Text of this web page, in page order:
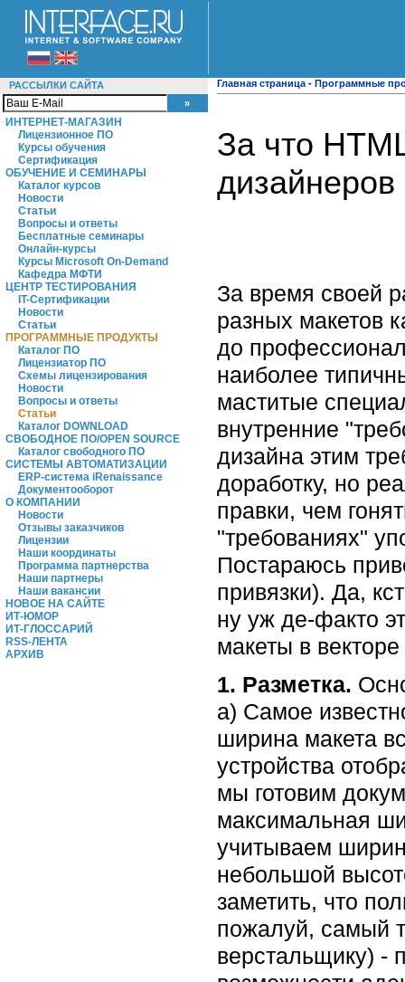
РАССЫЛКИ САЙТА
ИНТЕРНЕТ-МАГАЗИН
Лицензионное ПО
Курсы обучения
Сертификация
ОБУЧЕНИЕ И СЕМИНАРЫ
Каталог курсов
Новости
Статьи
Вопросы и ответы
Бесплатные семинары
Онлайн-курсы
Курсы Microsoft On-Demand
Кафедра МФТИ
ЦЕНТР ТЕСТИРОВАНИЯ
IT-Сертификации
Новости
Статьи
ПРОГРАММНЫЕ ПРОДУКТЫ
Каталог ПО
Лицензиатор ПО
Схемы лицензирования
Новости
Вопросы и ответы
Статьи
Каталог DOWNLOAD
СВОБОДНОЕ ПО/OPEN SOURCE
Каталог свободного ПО
СИСТЕМЫ АВТОМАТИЗАЦИИ
ERP-система iRenaissance
Документооборот
О КОМПАНИИ
Новости
Отзывы заказчиков
Лицензии
Наши координаты
Программа партнерства
Наши партнеры
Наши вакансии
НОВОЕ НА САЙТЕ
ИТ-ЮМОР
ИТ-ГЛОССАРИЙ
RSS-ЛЕНТА
АРХИВ
Главная страница - Программные
За что
дизайнеров
За время своей
разных макетов
до
наиболее
маститые
внутренние
дизайна этим
доработку, но
правки, чем
"требованиях"
Постараюсь
привязки). Да,
ну уж де-факто
макеты в
1. Разметка.
а) Самое
ширина макета
устройства
мы готовим
максимальная
учитываем
небольшой
заметить, что
пожалуй, самый
верстальщику) -